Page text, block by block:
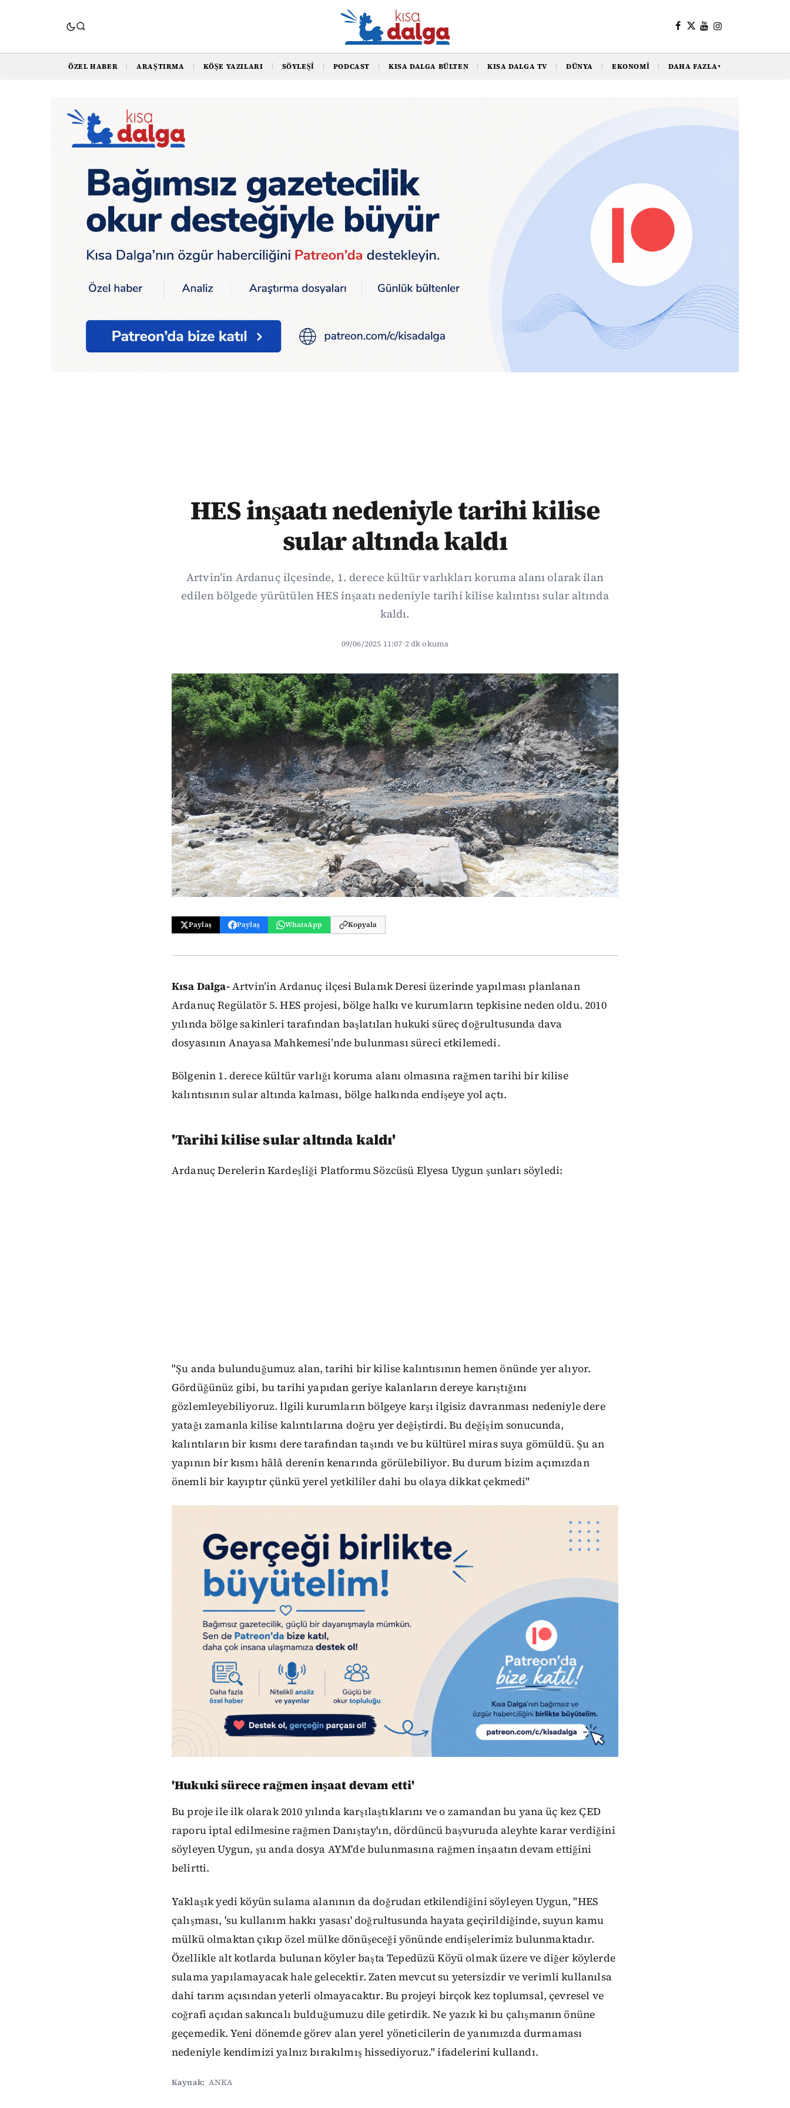
ÖZEL HABER ARAŞTIRMA KÖŞE YAZILARI SÖYLEŞI PODCAST KISA DALGA BÜLTEN KISA DALGA TV DÜNYA EKONOMI DAHA FAZLA▼
HES inşaatı nedeniyle tarihi kilise
sular altında kaldı
Artvin’in Ardanuç ilçesinde, 1. derece kültür varlıkları koruma alanı olarak ilan
edilen bölgede yürütülen HES inşaatı nedeniyle tarihi kilise kalıntısı sular altında
kaldı.
09/06/2025 11:07·2 dk okuma
Paylaş Paylaş WhatsApp Kopyala
Kısa Dalga-Artvin’in Ardanuç ilçesi Bulanık Deresi üzerinde yapılması planlanan
Ardanuç Regülatör 5. HES projesi, bölge halkı ve kurumların tepkisine neden oldu. 2010
yılında bölge sakinleri tarafından başlatılan hukuki süreç doğrultusunda dava
dosyasının Anayasa Mahkemesi’nde bulunması süreci etkilemedi.
Bölgenin 1. derece kültür varlığı koruma alanı olmasına rağmen tarihi bir kilise
kalıntısının sular altında kalması, bölge halkında endişeye yol açtı.
'Tarihi kilise sular altında kaldı'
Ardanuç Derelerin Kardeşliği Platformu Sözcüsü Elyesa Uygun şunları söyledi:
"Şu anda bulunduğumuz alan, tarihi bir kilise kalıntısının hemen önünde yer alıyor.
Gördüğünüz gibi, bu tarihi yapıdan geriye kalanların dereye karıştığını
gözlemleyebiliyoruz. İlgili kurumların bölgeye karşı ilgisiz davranması nedeniyle dere
yatağı zamanla kilise kalıntılarına doğru yer değiştirdi. Bu değişim sonucunda,
kalıntıların bir kısmı dere tarafından taşındı ve bu kültürel miras suya gömüldü. Şu an
yapının bir kısmı hâlâ derenin kenarında görülebiliyor. Bu durum bizim açımızdan
önemli bir kayıptır çünkü yerel yetkililer dahi bu olaya dikkat çekmedi"
'Hukuki sürece rağmen inşaat devam etti'
Bu proje ile ilk olarak 2010 yılında karşılaştıklarını ve o zamandan bu yana üç kez ÇED
raporu iptal edilmesine rağmen Danıştay'ın, dördüncü başvuruda aleyhte karar verdiğini
söyleyen Uygun, şu anda dosya AYM'de bulunmasına rağmen inşaatın devam ettiğini
belirtti.
Yaklaşık yedi köyün sulama alanının da doğrudan etkilendiğini söyleyen Uygun, "HES
çalışması, 'su kullanım hakkı yasası' doğrultusunda hayata geçirildiğinde, suyun kamu
mülkü olmaktan çıkıp özel mülke dönüşeceği yönünde endişelerimiz bulunmaktadır.
Özellikle alt kotlarda bulunan köyler başta Tepedüzü Köyü olmak üzere ve diğer köylerde
sulama yapılamayacak hale gelecektir. Zaten mevcut su yetersizdir ve verimli kullanılsa
dahi tarım açısından yeterli olmayacaktır. Bu projeyi birçok kez toplumsal, çevresel ve
coğrafi açıdan sakıncalı bulduğumuzu dile getirdik. Ne yazık ki bu çalışmanın önüne
geçemedik. Yeni dönemde görev alan yerel yöneticilerin de yanımızda durmaması
nedeniyle kendimizi yalnız bırakılmış hissediyoruz." ifadelerini kullandı.
Kaynak: ANKA